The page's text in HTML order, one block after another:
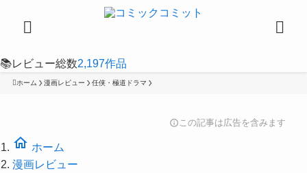
📚レビュー総数2,197作品
ホーム 漫画レビュー 任侠・極道ドラマ
infoこの記事は広告を含みます
home ホーム
漫画レビュー